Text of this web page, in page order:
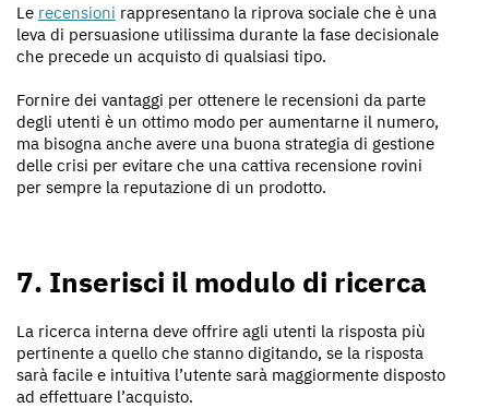
Le recensioni rappresentano la riprova sociale che è una
leva di persuasione utilissima durante la fase decisionale
che precede un acquisto di qualsiasi tipo.
Fornire dei vantaggi per ottenere le recensioni da parte
degli utenti è un ottimo modo per aumentarne il numero,
ma bisogna anche avere una buona strategia di gestione
delle crisi per evitare che una cattiva recensione rovini
per sempre la reputazione di un prodotto.
7. Inserisci il modulo di ricerca
La ricerca interna deve offrire agli utenti la risposta più
pertinente a quello che stanno digitando, se la risposta
sarà facile e intuitiva l’utente sarà maggiormente disposto
ad effettuare l’acquisto.